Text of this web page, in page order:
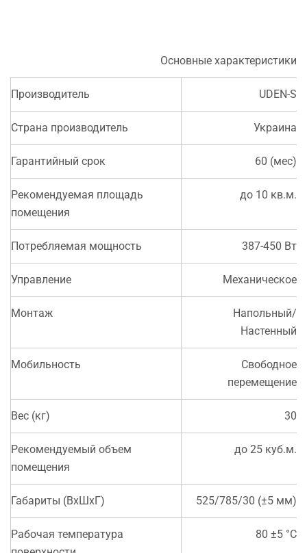
Основные характеристики
Производитель UDEN-S
Страна производитель Украина
Гарантийный срок 60 (мес)
Рекомендуемая площадь
помещения
до 10 кв.м.
Потребляемая мощность 387-450 Вт
Управление Механическое
Монтаж
Напольный/
Настенный
Мобильность
Свободное
перемещение
Вес (кг) 30
Рекомендуемый объем
помещения
до 25 куб.м.
Габариты (ВхШхГ) 525/785/30 (±5 мм)
Рабочая температура
80 ±5 °С